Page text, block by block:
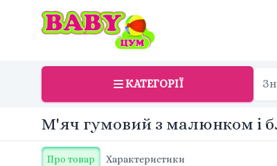
КАТЕГОРІЇ
М'яч гумовий з малюнком і
Про товар Характеристики